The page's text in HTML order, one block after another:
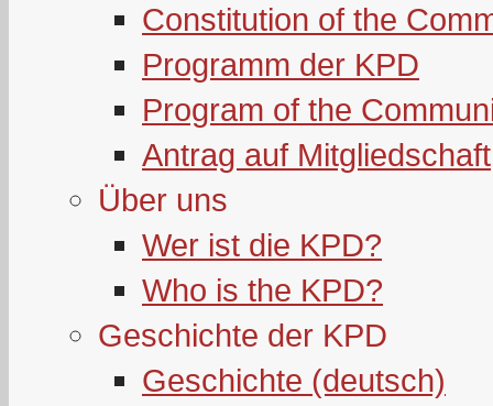
Constitution of the
Programm der KPD
Program of the
Antrag auf Mitgliedschaft
Über uns
Wer ist die KPD?
Who is the KPD?
Geschichte der KPD
Geschichte (deutsch)